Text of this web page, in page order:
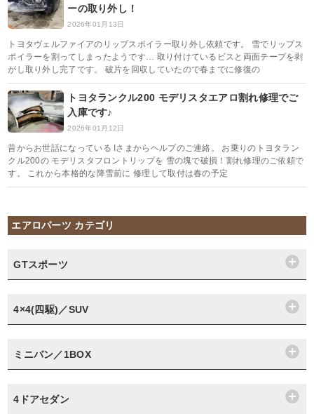
ーの取り外し！
2026年01月13日
トヨタヴェルファイアのリップスポイラー取り外し依頼です。 雪でリップス
ポイラーを割ってしまったようです… 取り付けているビスと両面テープを剥
がし取り外し完了です。 破片を回収していたので春までに修復の
トヨタランクル200 モデリスタエアロ割れ修理でご
入庫です♪
2026年01月12日
昔からお世話になっている Iさまからヘルプのご連絡。 お乗りのトヨタラン
クル200の モデリスタフロントリップを 雪の塊で破損！割れ修理のご依頼で
す。 これから本格的な降雪前に 修理して取付は春の予定
エアロパーツ カテゴリ
GTスポーツ
4×4(四駆)／SUV
ミニバン／1BOX
4ドアセダン